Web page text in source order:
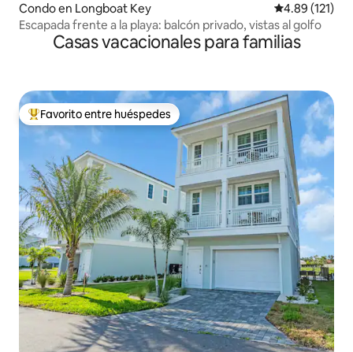
Condo en Longboat Key Calificación
4.89 (121)
Escapada frente a la playa: balcón privado, vistas al golfo
Casas vacacionales para familias
Favorito entre huéspedes preferido
Favorito entre huéspedes